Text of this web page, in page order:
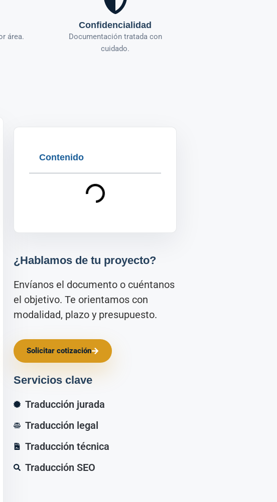
área.
Confidencialidad
Documentación tratada con
cuidado.
Contenido
¿Hablamos de tu proyecto?
Envíanos el documento o cuéntanos
el objetivo. Te orientamos con
modalidad, plazo y presupuesto.
Solicitar cotización
Servicios clave
Traducción jurada
Traducción legal
Traducción técnica
Traducción SEO